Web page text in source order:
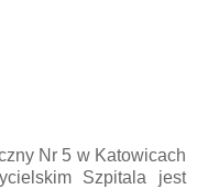
Nr 5 w Katowicach
Szpitala jest